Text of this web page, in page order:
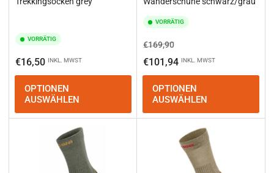
VORRÄTIG
Normaler
Preis
€16,50 INKL. MWST
OPTIONEN
AUSWÄHLEN
VORRÄTIG
Normaler
Preis
€169,90Ausverkaufspreis
€101,94 INKL. MWST
OPTIONEN
AUSWÄHLEN